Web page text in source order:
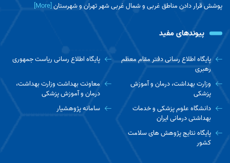
پوشش قرار دادن مناطق غربی و شمال غربی شهر تهران و شهرستان[More]
پیوندهای مفید
پایگاه اطلاع رسانی دفتر مقام معظم
رهبری
پایگاه اطلاع رسانی ریاست جمهوری
وزارت بهداشت، درمان و آموزش
پزشکی
معاونت بهداشت وزارت بهداشت،
درمان و آموزش پزشکی
دانشگاه علوم پزشکی و خدمات
بهداشتی درمانی ایران
سامانه پژوهشیار
پایگاه نتایج پژوهش های سلامت
کشور